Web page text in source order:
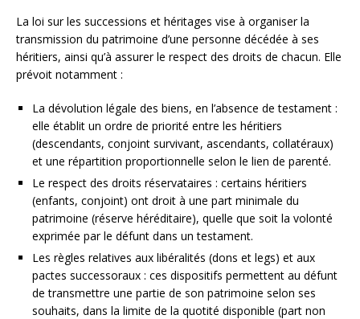
La loi sur les successions et héritages vise à organiser la
transmission du patrimoine d’une personne décédée à ses
héritiers, ainsi qu’à assurer le respect des droits de chacun. Elle
prévoit notamment :
La dévolution légale des biens, en l’absence de testament :
elle établit un ordre de priorité entre les héritiers
(descendants, conjoint survivant, ascendants, collatéraux)
et une répartition proportionnelle selon le lien de parenté.
Le respect des droits réservataires : certains héritiers
(enfants, conjoint) ont droit à une part minimale du
patrimoine (réserve héréditaire), quelle que soit la volonté
exprimée par le défunt dans un testament.
Les règles relatives aux libéralités (dons et legs) et aux
pactes successoraux : ces dispositifs permettent au défunt
de transmettre une partie de son patrimoine selon ses
souhaits, dans la limite de la quotité disponible (part non